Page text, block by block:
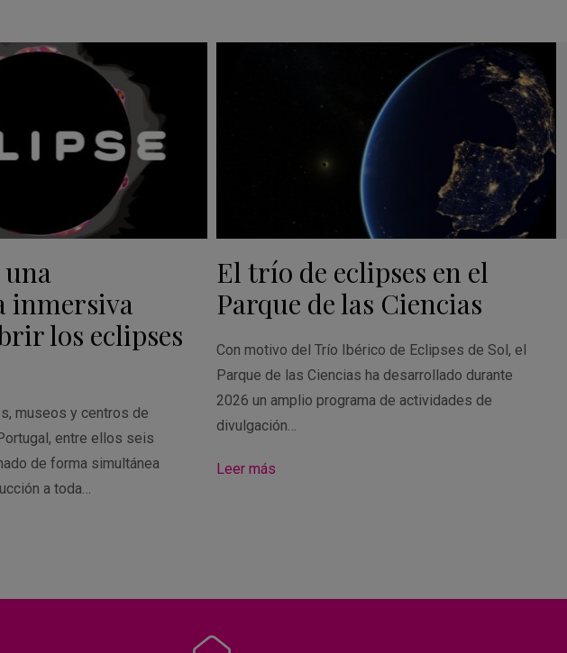
una
inmersiva
los eclipses
museos y centros de
entre ellos seis
de forma simultánea
a toda…
El trío de eclipses en el
Parque de las Ciencias
Con motivo del Trío Ibérico de Eclipses de Sol, el
Parque de las Ciencias ha desarrollado durante
2026 un amplio programa de actividades de
divulgación…
Leer más